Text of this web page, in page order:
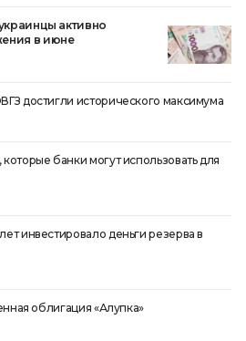
активно
в июне
достигли исторического максимума
банки могут использовать для
инвестировало деньги резерва в
облигация «Алупка»